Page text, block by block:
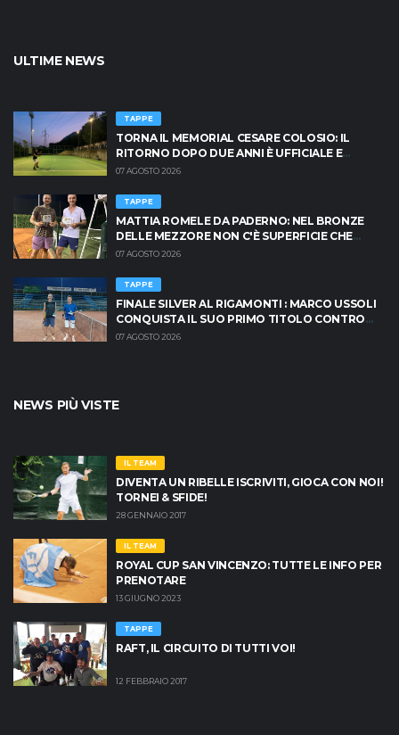
ULTIME NEWS
TAPPE
TORNA IL MEMORIAL CESARE COLOSIO: IL
RITORNO DOPO DUE ANNI È UFFICIALE E
BRESCIA È PRONTA AD INFIAMMARSI!
07 AGOSTO 2026
TAPPE
MATTIA ROMELE DA PADERNO: NEL BRONZE
DELLE MEZZORE NON C'È SUPERFICIE CHE
TENGA
07 AGOSTO 2026
TAPPE
FINALE SILVER AL RIGAMONTI : MARCO USSOLI
CONQUISTA IL SUO PRIMO TITOLO CONTRO
MASSIMO CRISCIONE
07 AGOSTO 2026
NEWS PIÙ VISTE
IL TEAM
DIVENTA UN RIBELLE ISCRIVITI, GIOCA CON NOI!
TORNEI & SFIDE!
28 GENNAIO 2017
IL TEAM
ROYAL CUP SAN VINCENZO: TUTTE LE INFO PER
PRENOTARE
13 GIUGNO 2023
TAPPE
RAFT, IL CIRCUITO DI TUTTI VOI!
12 FEBBRAIO 2017